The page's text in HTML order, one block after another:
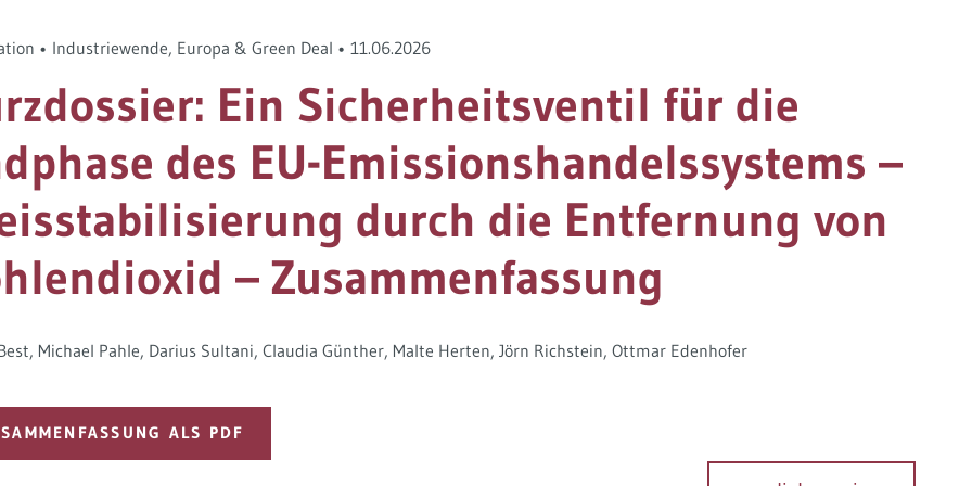
• Industriewende, Europa & Green Deal • 11.06.2026
Ein Sicherheitsventil für die
des EU-Emissionshandelssystems –
durch die Entfernung von
– Zusammenfassung
Michael Pahle Darius Sultani Claudia Günther Malte Herten Jörn Richstein Ottmar Edenhofer
ALS PDF